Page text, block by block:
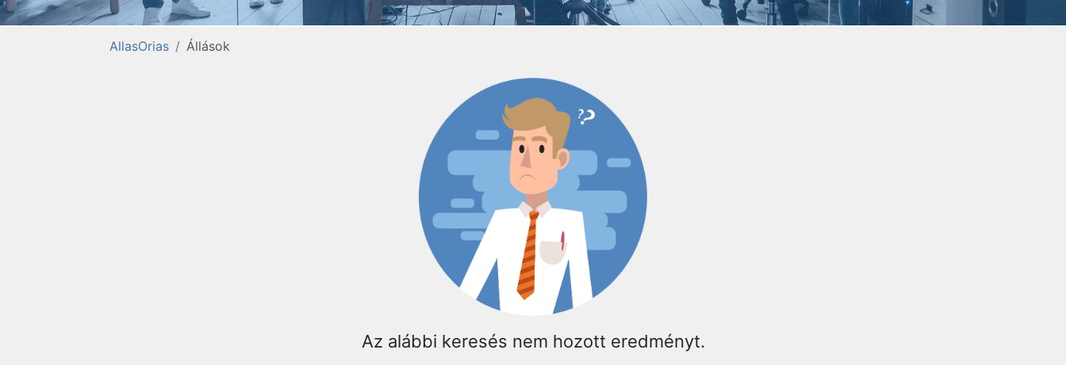
AllasOrias Állások
Az alábbi keresés nem hozott eredményt.